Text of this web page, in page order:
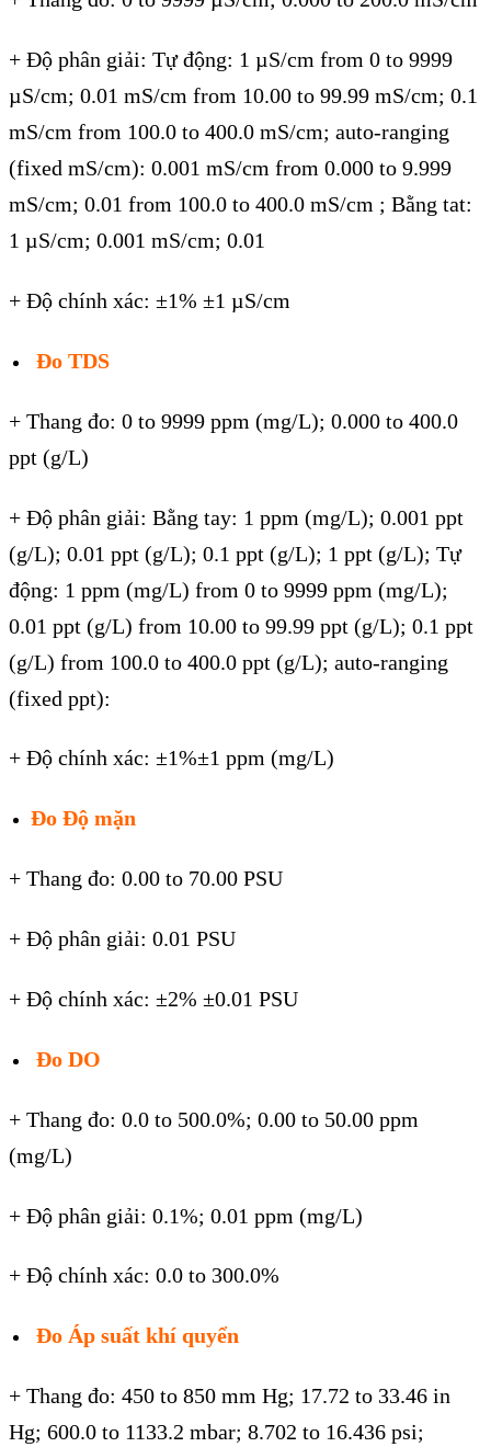
+ Độ phân giải: Tự động: 1 µS/cm from 0 to 9999
µS/cm; 0.01 mS/cm from 10.00 to 99.99 mS/cm; 0.1
mS/cm from 100.0 to 400.0 mS/cm; auto-ranging
(fixed mS/cm): 0.001 mS/cm from 0.000 to 9.999
mS/cm; 0.01 from 100.0 to 400.0 mS/cm ; Bằng tat:
1 µS/cm; 0.001 mS/cm; 0.01
+ Độ chính xác: ±1% ±1 µS/cm
Đo TDS
+ Thang đo: 0 to 9999 ppm (mg/L); 0.000 to 400.0
ppt (g/L)
+ Độ phân giải: Bằng tay: 1 ppm (mg/L); 0.001 ppt
(g/L); 0.01 ppt (g/L); 0.1 ppt (g/L); 1 ppt (g/L); Tự
động: 1 ppm (mg/L) from 0 to 9999 ppm (mg/L);
0.01 ppt (g/L) from 10.00 to 99.99 ppt (g/L); 0.1 ppt
(g/L) from 100.0 to 400.0 ppt (g/L); auto-ranging
(fixed ppt):
+ Độ chính xác: ±1%±1 ppm (mg/L)
Đo Độ mặn
+ Thang đo: 0.00 to 70.00 PSU
+ Độ phân giải: 0.01 PSU
+ Độ chính xác: ±2% ±0.01 PSU
Đo DO
+ Thang đo: 0.0 to 500.0%; 0.00 to 50.00 ppm
(mg/L)
+ Độ phân giải: 0.1%; 0.01 ppm (mg/L)
+ Độ chính xác: 0.0 to 300.0%
Đo Áp suất khí quyển
+ Thang đo: 450 to 850 mm Hg; 17.72 to 33.46 in
Hg; 600.0 to 1133.2 mbar; 8.702 to 16.436 psi;